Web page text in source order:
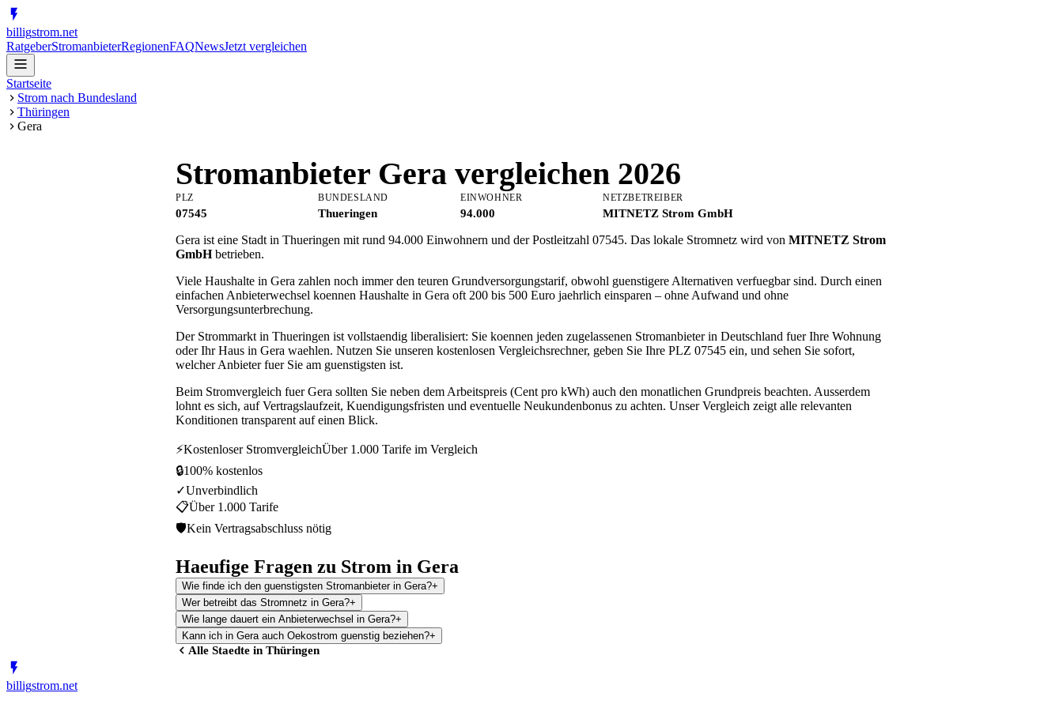
billigstrom.net
RatgeberStromanbieterRegionenFAQNewsJetzt vergleichen
Startseite
Strom nach Bundesland
Thüringen
Gera
Stromanbieter Gera vergleichen 2026
PLZ
07545
BUNDESLAND
Thueringen
EINWOHNER
94.000
NETZBETREIBER
MITNETZ Strom GmbH
Gera ist eine Stadt in Thueringen mit rund 94.000 Einwohnern und der Postleitzahl 07545. Das lokale Stromnetz wird von MITNETZ Strom
GmbHbetrieben.
Viele Haushalte in Gera zahlen noch immer den teuren Grundversorgungstarif, obwohl guenstigere Alternativen verfuegbar sind. Durch einen
einfachen Anbieterwechsel koennen Haushalte in Gera oft 200 bis 500 Euro jaehrlich einsparen – ohne Aufwand und ohne
Versorgungsunterbrechung.
Der Strommarkt in Thueringen ist vollstaendig liberalisiert: Sie koennen jeden zugelassenen Stromanbieter in Deutschland fuer Ihre Wohnung
oder Ihr Haus in Gera waehlen. Nutzen Sie unseren kostenlosen Vergleichsrechner, geben Sie Ihre PLZ 07545 ein, und sehen Sie sofort,
welcher Anbieter fuer Sie am guenstigsten ist.
Beim Stromvergleich fuer Gera sollten Sie neben dem Arbeitspreis (Cent pro kWh) auch den monatlichen Grundpreis beachten. Ausserdem
lohnt es sich, auf Vertragslaufzeit, Kuendigungsfristen und eventuelle Neukundenbonus zu achten. Unser Vergleich zeigt alle relevanten
Konditionen transparent auf einen Blick.
⚡Kostenloser StromvergleichÜber 1.000 Tarife im Vergleich
🔒100% kostenlos
✓Unverbindlich
📋Über 1.000 Tarife
🛡Kein Vertragsabschluss nötig
Haeufige Fragen zu Strom in Gera
Wie finde ich den guenstigsten Stromanbieter in Gera?+
Wer betreibt das Stromnetz in Gera?+
Wie lange dauert ein Anbieterwechsel in Gera?+
Kann ich in Gera auch Oekostrom guenstig beziehen?+
Alle Staedte in Thüringen
billigstrom.net